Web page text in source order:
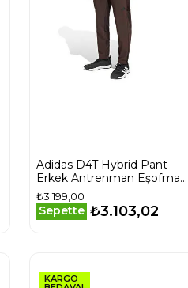
Adidas D4T Hybrid Pant
Erkek Antrenman Eşofman
Altı KB0807 Kahverengi
₺3.199,00
Sepette ₺3.103,02
KARGO